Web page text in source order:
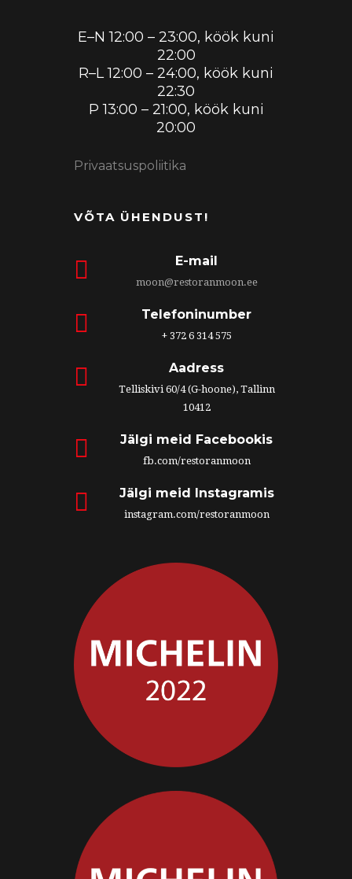
E–N 12:00 – 23:00, köök kuni
22:00
R–L 12:00 – 24:00, köök kuni
22:30
P 13:00 – 21:00, köök kuni
20:00
Privaatsuspoliitika
VÕTA ÜHENDUST!
E-mail
moon@restoranmoon.ee
Telefoninumber
+ 372 6 314 575
Aadress
Telliskivi 60/4 (G-hoone), Tallinn
10412
Jälgi meid Facebookis
fb.com/restoranmoon
Jälgi meid Instagramis
instagram.com/restoranmoon